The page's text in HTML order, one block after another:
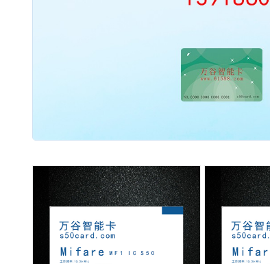
流量开关
06,西德FR11.CC|热导式流量开关|可
www.61588.com